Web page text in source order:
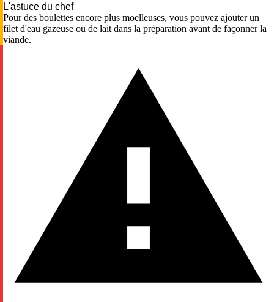
L'astuce du chef
Pour des boulettes encore plus moelleuses, vous pouvez ajouter un
filet d'eau gazeuse ou de lait dans la préparation avant de façonner la
viande.